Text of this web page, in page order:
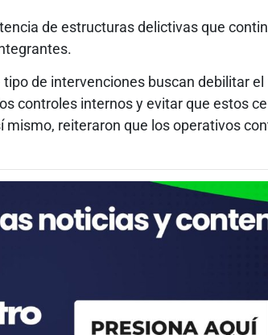
de estructuras delictivas que
de intervenciones buscan debilitar
controles internos y evitar que estos
reiteraron que los operativos